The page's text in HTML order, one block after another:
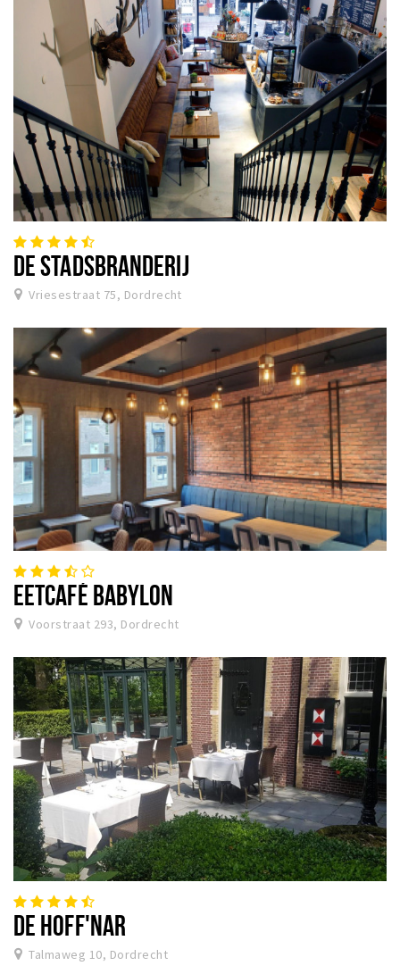
DE STADSBRANDERIJ
Vriesestraat 75, Dordrecht
EETCAFÉ BABYLON
Voorstraat 293, Dordrecht
DE HOFF'NAR
Talmaweg 10, Dordrecht